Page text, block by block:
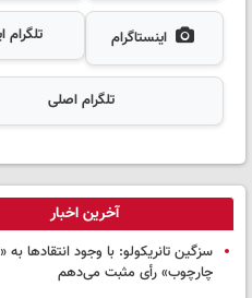
اینستاگرام تلگرام
تلگرام اصلی
آخرین اخبار
سزگین تانریکولو: با وجود انتقادها به
چارچوب» رأی مثبت می‌دهم